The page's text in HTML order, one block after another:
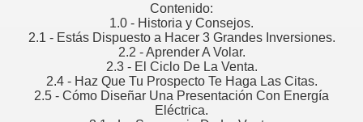
Contenido:
1.0 - Historia y Consejos.
2.1 - Estás Dispuesto a Hacer 3 Grandes Inversiones.
2.2 - Aprender A Volar.
2.3 - El Ciclo De La Venta.
2.4 - Haz Que Tu Prospecto Te Haga Las Citas.
2.5 - Cómo Diseñar Una Presentación Con Energía
Eléctrica.
vendedor